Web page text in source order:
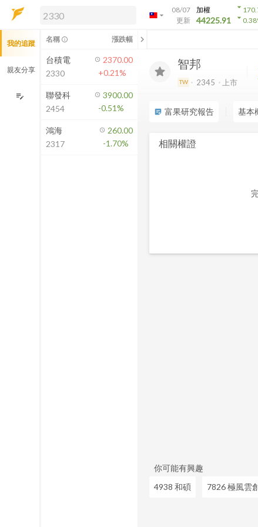
arrow_drop_down
08/07
更新
加權
44225.91
arrow_drop_down
arrow_drop_down0.38
解鎖即時行情及進階功能
方案」，即可解鎖以下功能：
即時行情
即時市況與排行
成交金額熱力圖
前往方案訂閱
如何綁定合作券商
智邦
TW 2345 上市
sticky_note_2 富果研究報告 基本
相關權證
你可能有興趣
4938 和碩
7826 極風雲
我的追蹤
親友分享
edit_note
名稱 info_outline 漲跌幅 chevron_left
台積電
2330
2370.00
+0.21%
聯發科
2454
3900.00
-0.51%
鴻海
2317
260.00
-1.70%